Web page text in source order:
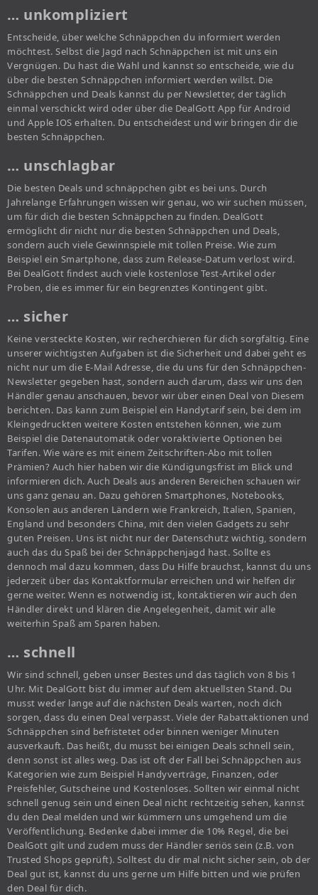
… unkompliziert
Entscheide, über welche Schnäppchen du informiert werden
möchtest. Selbst die Jagd nach Schnäppchen ist mit uns ein
Vergnügen. Du hast die Wahl und kannst so entscheide, wie du
über die besten Schnäppchen informiert werden willst. Die
Schnäppchen und Deals kannst du per Newsletter, der täglich
einmal verschickt wird oder über die DealGott App für Android
und Apple IOS erhalten. Du entscheidest und wir bringen dir die
besten Schnäppchen.
… unschlagbar
Die besten Deals und schnäppchen gibt es bei uns. Durch
Jahrelange Erfahrungen wissen wir genau, wo wir suchen müssen,
um für dich die besten Schnäppchen zu finden. DealGott
ermöglicht dir nicht nur die besten Schnäppchen und Deals,
sondern auch viele Gewinnspiele mit tollen Preise. Wie zum
Beispiel ein Smartphone, dass zum Release-Datum verlost wird.
Bei DealGott findest auch viele kostenlose Test-Artikel oder
Proben, die es immer für ein begrenztes Kontingent gibt.
… sicher
Keine versteckte Kosten, wir recherchieren für dich sorgfältig. Eine
unserer wichtigsten Aufgaben ist die Sicherheit und dabei geht es
nicht nur um die E-Mail Adresse, die du uns für den Schnäppchen-
Newsletter gegeben hast, sondern auch darum, dass wir uns den
Händler genau anschauen, bevor wir über einen Deal von Diesem
berichten. Das kann zum Beispiel ein Handytarif sein, bei dem im
Kleingedruckten weitere Kosten entstehen können, wie zum
Beispiel die Datenautomatik oder voraktivierte Optionen bei
Tarifen. Wie wäre es mit einem Zeitschriften-Abo mit tollen
Prämien? Auch hier haben wir die Kündigungsfrist im Blick und
informieren dich. Auch Deals aus anderen Bereichen schauen wir
uns ganz genau an. Dazu gehören Smartphones, Notebooks,
Konsolen aus anderen Ländern wie Frankreich, Italien, Spanien,
England und besonders China, mit den vielen Gadgets zu sehr
guten Preisen. Uns ist nicht nur der Datenschutz wichtig, sondern
auch das du Spaß bei der Schnäppchenjagd hast. Sollte es
dennoch mal dazu kommen, dass Du Hilfe brauchst, kannst du uns
jederzeit über das Kontaktformular erreichen und wir helfen dir
gerne weiter. Wenn es notwendig ist, kontaktieren wir auch den
Händler direkt und klären die Angelegenheit, damit wir alle
weiterhin Spaß am Sparen haben.
… schnell
Wir sind schnell, geben unser Bestes und das täglich von 8 bis 1
Uhr. Mit DealGott bist du immer auf dem aktuellsten Stand. Du
musst weder lange auf die nächsten Deals warten, noch dich
sorgen, dass du einen Deal verpasst. Viele der Rabattaktionen und
Schnäppchen sind befristetet oder binnen weniger Minuten
ausverkauft. Das heißt, du musst bei einigen Deals schnell sein,
denn sonst ist alles weg. Das ist oft der Fall bei Schnäppchen aus
Kategorien wie zum Beispiel Handyverträge, Finanzen, oder
Preisfehler, Gutscheine und Kostenloses. Sollten wir einmal nicht
schnell genug sein und einen Deal nicht rechtzeitig sehen, kannst
du den Deal melden und wir kümmern uns umgehend um die
Veröffentlichung. Bedenke dabei immer die 10% Regel, die bei
DealGott gilt und zudem muss der Händler seriös sein (z.B. von
Trusted Shops geprüft). Solltest du dir mal nicht sicher sein, ob der
Deal gut ist, kannst du uns gerne um Hilfe bitten und wie prüfen
den Deal für dich.